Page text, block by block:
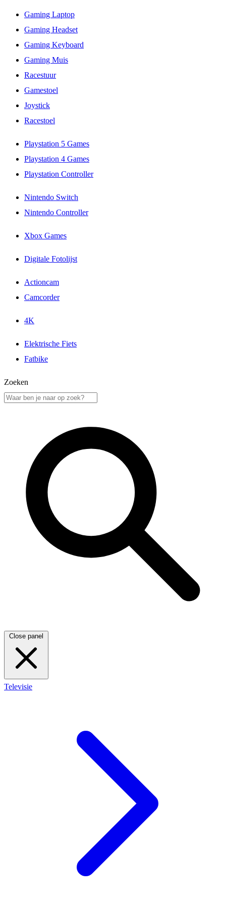
Gaming Laptop
Gaming Headset
Gaming Keyboard
Gaming Muis
Racestuur
Gamestoel
Joystick
Racestoel
Playstation 5 Games
Playstation 4 Games
Playstation Controller
Nintendo Switch
Nintendo Controller
Xbox Games
Digitale Fotolijst
Actioncam
Camcorder
4K
Elektrische Fiets
Fatbike
Zoeken
Close panel
Televisie